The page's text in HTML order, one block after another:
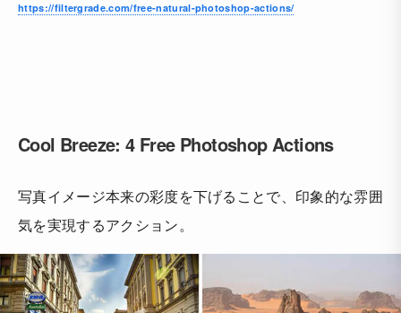
https://filtergrade.com/free-natural-photoshop-actions/
Cool Breeze: 4 Free Photoshop Actions
写真イメージ本来の彩度を下げることで、印象的な雰囲
気を実現するアクション。